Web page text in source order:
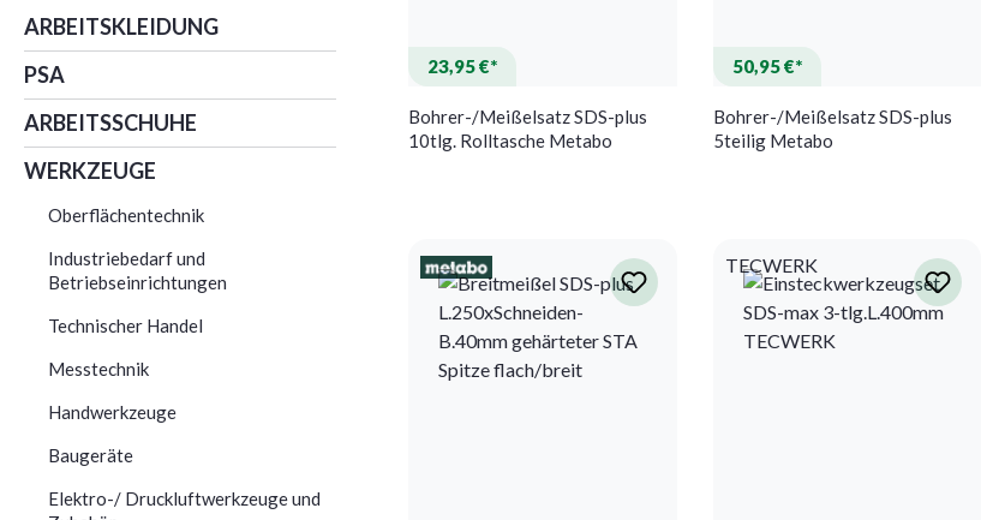
ARBEITSKLEIDUNG
PSA
ARBEITSSCHUHE
WERKZEUGE
Oberflächentechnik
Industriebedarf und
Betriebseinrichtungen
Technischer Handel
Messtechnik
Handwerkzeuge
Baugeräte
Elektro-/ Druckluftwerkzeuge und
23,95 €*
Bohrer-/Meißelsatz SDS-plus
10tlg. Rolltasche Metabo
50,95 €*
Bohrer-/Meißelsatz SDS-plus
5teilig Metabo
TECWERK